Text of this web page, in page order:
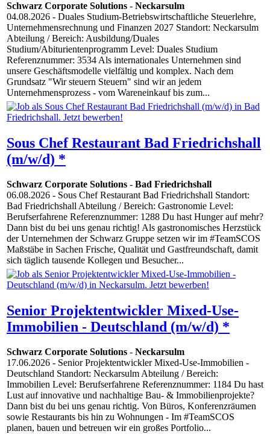
Schwarz Corporate Solutions - Neckarsulm
04.08.2026 - Duales Studium-Betriebswirtschaftliche Steuerlehre,
Unternehmensrechnung und Finanzen 2027 Standort: Neckarsulm
Abteilung / Bereich: Ausbildung/Duales
Studium/Abiturientenprogramm Level: Duales Studium
Referenznummer: 3534 Als internationales Unternehmen sind
unsere Geschäftsmodelle vielfältig und komplex. Nach dem
Grundsatz "Wir steuern Steuern" sind wir an jedem
Unternehmensprozess - vom Wareneinkauf bis zum...
Sous Chef Restaurant Bad Friedrichshall
(m/w/d) *
Schwarz Corporate Solutions - Bad Friedrichshall
06.08.2026 - Sous Chef Restaurant Bad Friedrichshall Standort:
Bad Friedrichshall Abteilung / Bereich: Gastronomie Level:
Berufserfahrene Referenznummer: 1288 Du hast Hunger auf mehr?
Dann bist du bei uns genau richtig! Als gastronomisches Herzstück
der Unternehmen der Schwarz Gruppe setzen wir im #TeamSCOS
Maßstäbe in Sachen Frische, Qualität und Gastfreundschaft, damit
sich täglich tausende Kollegen und Besucher...
Senior Projektentwickler Mixed-Use-
Immobilien - Deutschland (m/w/d) *
Schwarz Corporate Solutions - Neckarsulm
17.06.2026 - Senior Projektentwickler Mixed-Use-Immobilien -
Deutschland Standort: Neckarsulm Abteilung / Bereich:
Immobilien Level: Berufserfahrene Referenznummer: 1184 Du hast
Lust auf innovative und nachhaltige Bau- & Immobilienprojekte?
Dann bist du bei uns genau richtig. Von Büros, Konferenzräumen
sowie Restaurants bis hin zu Wohnungen - Im #TeamSCOS
planen, bauen und betreuen wir ein großes Portfolio...